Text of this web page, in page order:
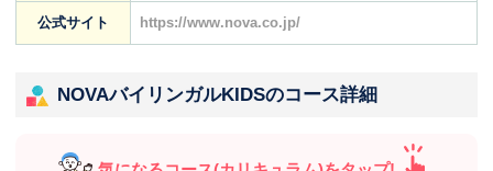
公式サイト https://www.nova.co.jp/
NOVAバイリンガルKIDSのコース詳細